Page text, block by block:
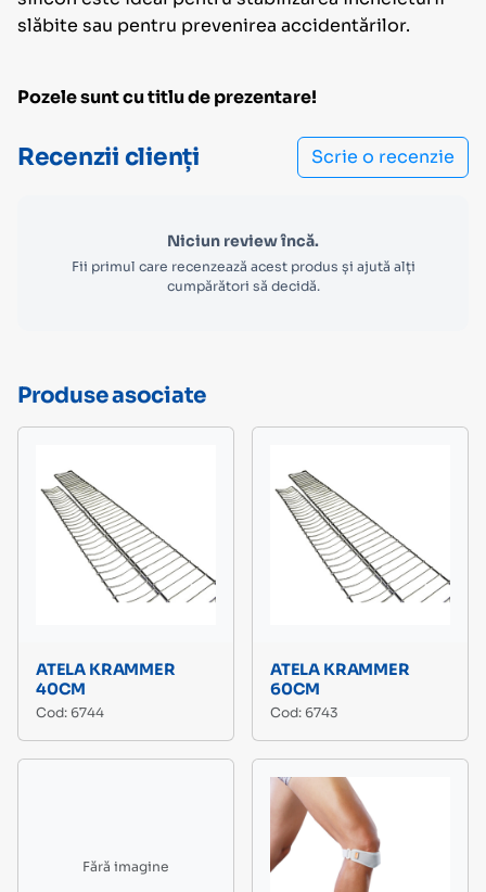
slăbite sau pentru prevenirea accidentărilor.
Pozele sunt cu titlu de prezentare!
Recenzii clienți Scrie o recenzie
Niciun review încă.
Fii primul care recenzează acest produs și ajută alți
cumpărători să decidă.
Produse asociate
ATELA KRAMMER
40CM
Cod: 6744
ATELA KRAMMER
60CM
Cod: 6743
Fără imagine